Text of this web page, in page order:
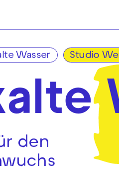
springen
Wasser Studio
den